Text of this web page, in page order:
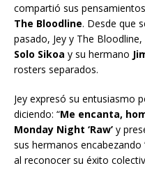
compartió sus
The Bloodline. Desde que
pasado, Jey y The
Solo Sikoa y su hermano
rosters separados.
Jey expresó su entusiasmo
diciendo: “Me encanta,
Monday Night ‘Raw’ y
sus hermanos encabezando ‘
al reconocer su éxito